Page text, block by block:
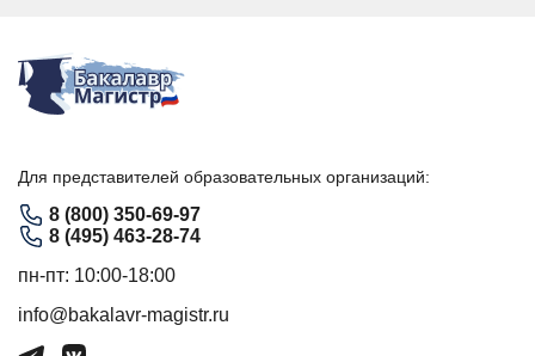
Для представителей образовательных организаций:
8 (800) 350-69-97
8 (495) 463-28-74
пн-пт: 10:00-18:00
info@bakalavr-magistr.ru